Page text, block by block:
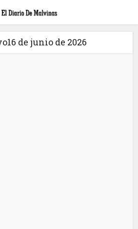
de junio de 2026